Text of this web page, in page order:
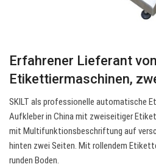
Erfahrener Lieferant
Etikettiermaschinen,
SKILT als professionelle automatische
Aufkleber in China mit zweiseitiger
mit Multifunktionsbeschriftung auf
hinten zwei Seiten. Mit rollendem
runden Boden.